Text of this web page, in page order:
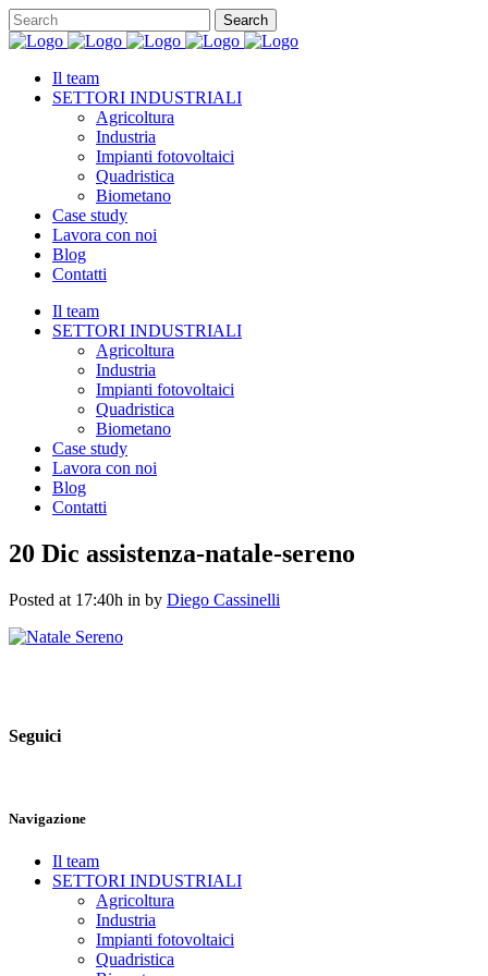
Il team
SETTORI INDUSTRIALI
Agricoltura
Industria
Impianti fotovoltaici
Quadristica
Biometano
Case study
Lavora con noi
Blog
Contatti
Il team
SETTORI INDUSTRIALI
Agricoltura
Industria
Impianti fotovoltaici
Quadristica
Biometano
Case study
Lavora con noi
Blog
Contatti
20 Dic assistenza-natale-sereno
Posted at 17:40h in by Diego Cassinelli
Seguici
Navigazione
Il team
SETTORI INDUSTRIALI
Agricoltura
Industria
Impianti fotovoltaici
Quadristica